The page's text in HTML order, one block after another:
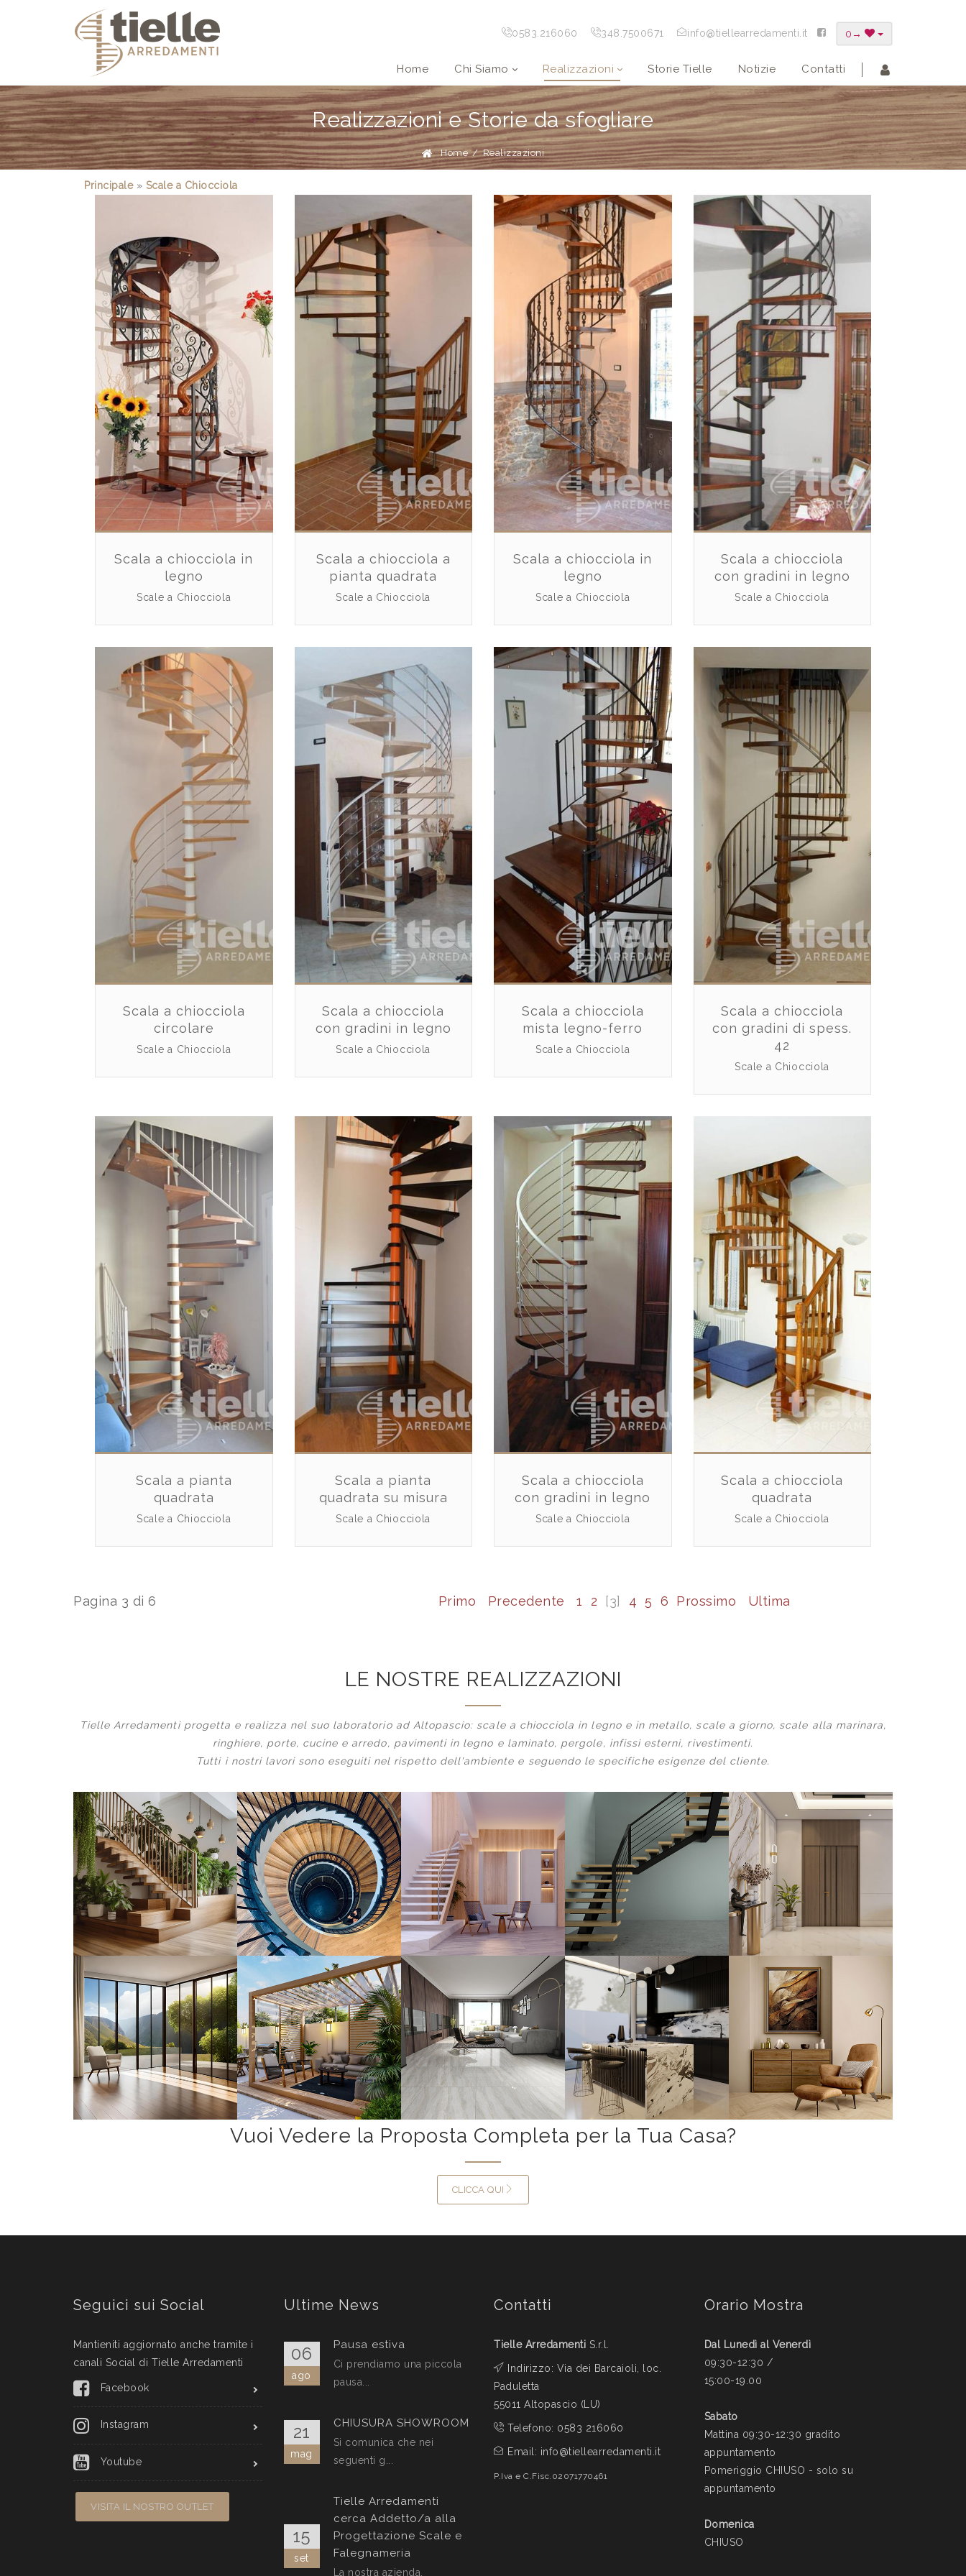
0583.216060 348.7500671 info@tiellearredamenti.it 0→
Home Chi Siamo Realizzazioni Storie Tielle Notizie Contatti
Realizzazioni e Storie da sfogliare
Home / Realizzazioni
Principale» Scale a Chiocciola
Scala a chiocciola in
legno
Scale a Chiocciola
Scala a chiocciola a
pianta quadrata
Scale a Chiocciola
Scala a chiocciola in
legno
Scale a Chiocciola
Scala a chiocciola
con gradini in legno
Scale a Chiocciola
Scala a chiocciola
circolare
Scale a Chiocciola
Scala a chiocciola
con gradini in legno
Scale a Chiocciola
Scala a chiocciola
mista legno-ferro
Scale a Chiocciola
Scala a chiocciola
con gradini di spess.
42
Scale a Chiocciola
Scala a pianta
quadrata
Scale a Chiocciola
Scala a pianta
quadrata su misura
Scale a Chiocciola
Scala a chiocciola
con gradini in legno
Scale a Chiocciola
Scala a chiocciola
quadrata
Scale a Chiocciola
Pagina 3 di 6 Primo Precedente 1 2 [3] 4 5 6 Prossimo Ultima
LE NOSTRE REALIZZAZIONI
Tielle Arredamenti progetta e realizza nel suo laboratorio ad Altopascio: scale a chiocciola in legno e in metallo, scale a giorno, scale alla marinara,
ringhiere, porte, cucine e arredo, pavimenti in legno e laminato, pergole, infissi esterni, rivestimenti.
Tutti i nostri lavori sono eseguiti nel rispetto dell'ambiente e seguendo le specifiche esigenze del cliente.
Vuoi Vedere la Proposta Completa per la Tua Casa?
CLICCA QUI
Seguici sui Social
Mantieniti aggiornato anche tramite i
canali Social di Tielle Arredamenti
Facebook
Instagram
Youtube
VISITA IL NOSTRO OUTLET
Ultime News
06
ago
Pausa estiva
Ci prendiamo una piccola
pausa...
21
mag
CHIUSURA SHOWROOM
Si comunica che nei
seguenti g...
15
set
Tielle Arredamenti
cerca Addetto/a alla
Progettazione Scale e
Falegnameria
La nostra azienda,
Contatti
Tielle Arredamenti S.r.l.
Indirizzo: Via dei Barcaioli, loc.
Paduletta
55011 Altopascio (LU)
Telefono: 0583 216060
Email: info@tiellearredamenti.it
P.Iva e C.Fisc.02071770461
Orario Mostra
Dal Lunedì al Venerdì
09:30-12:30 /
15:00-19.00
Sabato
Mattina 09:30-12:30 gradito
appuntamento
Pomeriggio CHIUSO - solo su
appuntamento
Domenica
CHIUSO